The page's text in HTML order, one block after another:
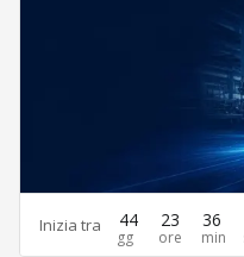
Inizia tra 44 23 36